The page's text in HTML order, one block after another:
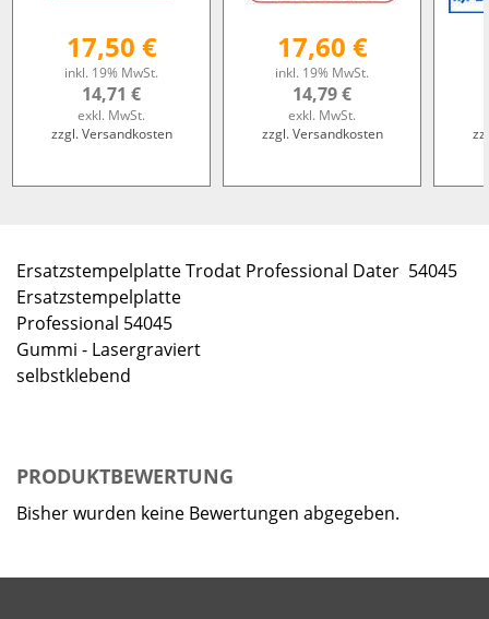
17,50 €
inkl. 19% MwSt.
14,71 €
exkl. MwSt.
zzgl. Versandkosten
17,60 €
inkl. 19% MwSt.
14,79 €
exkl. MwSt.
zzgl. Versandkosten
Ersatzstempelplatte Trodat Professional Dater 54045
Ersatzstempelplatte
Professional 54045
Gummi - Lasergraviert
selbstklebend
PRODUKTBEWERTUNG
Bisher wurden keine Bewertungen abgegeben.